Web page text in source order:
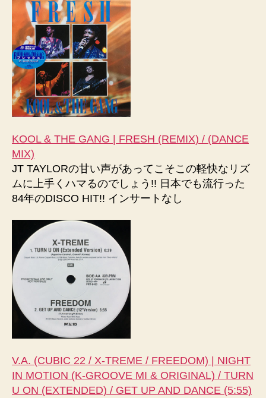
KOOL & THE GANG | FRESH (REMIX) / (DANCE
MIX)
JT TAYLORの甘い声があってこそこの軽快なリズ
ムに上手くハマるのでしょう!! 日本でも流行った
84年のDISCO HIT!! インサートなし
V.A. (CUBIC 22 / X-TREME / FREEDOM) | NIGHT
IN MOTION (K-GROOVE MI & ORIGINAL) / TURN
U ON (EXTENDED) / GET UP AND DANCE (5:55)